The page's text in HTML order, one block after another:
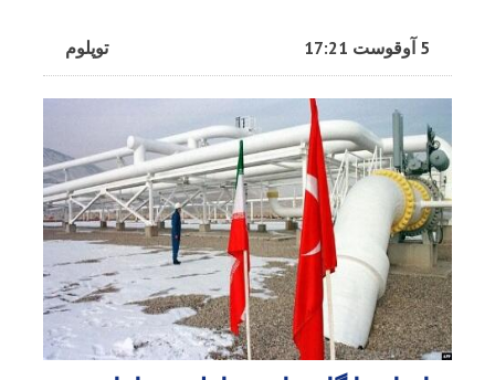
توپلوم 5 آوقوست 17:21